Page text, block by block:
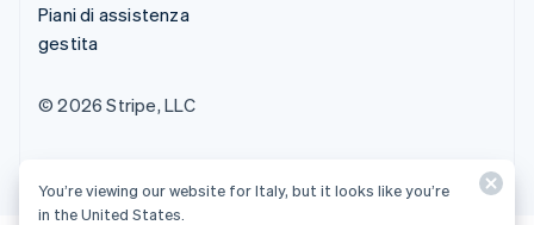
Piani di assistenza
gestita
© 2026 Stripe, LLC
You’re viewing our website for Italy, but it looks like you’re
in the United States.